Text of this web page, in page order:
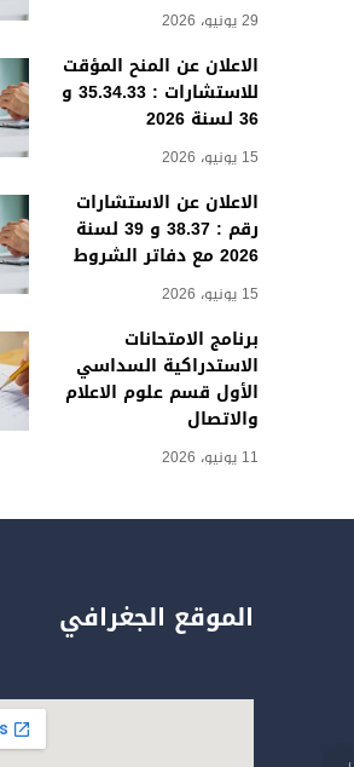
29 يونيو، 2026
الاعلان عن المنح المؤقت
للاستشارات : 35.34.33 و
36 لسنة 2026
15 يونيو، 2026
الاعلان عن الاستشارات
رقم : 38.37 و 39 لسنة
2026 مع دفاتر الشروط
15 يونيو، 2026
برنامج الامتحانات
الاستدراكية السداسي
الأول قسم علوم الاعلام
والاتصال
11 يونيو، 2026
الموقع الجغرافي